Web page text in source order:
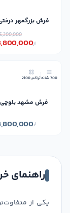
فرش بزرگمهر درختی
5,200,000
از
700 شانه تراکم 2100
فرش مشهد بلوچی کد
از
راهنمای
یکی از